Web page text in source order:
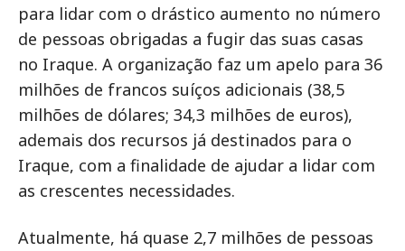
para lidar com o drástico aumento no número
de pessoas obrigadas a fugir das suas casas
no Iraque. A organização faz um apelo para 36
milhões de francos suíços adicionais (38,5
milhões de dólares; 34,3 milhões de euros),
ademais dos recursos já destinados para o
Iraque, com a finalidade de ajudar a lidar com
as crescentes necessidades.
Atualmente, há quase 2,7 milhões de pessoas